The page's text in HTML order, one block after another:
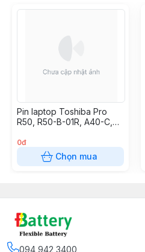
Pin laptop Toshiba Pro
R50, R50-B-01R, A40-C,
PA5212U-1BRS PA5245
PA5265 PA5291
0đ
Chọn mua
094 942 3400